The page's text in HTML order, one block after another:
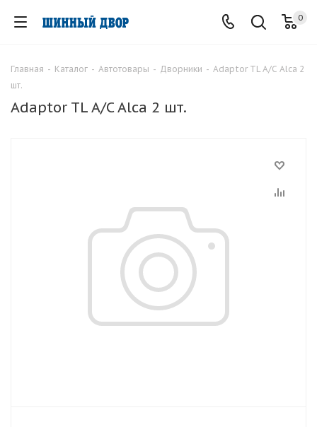
0
Главная - Каталог - Автотовары - Дворники - Adaptor TL A/C Alca 2
шт.
Adaptor TL A/C Alca 2 шт.